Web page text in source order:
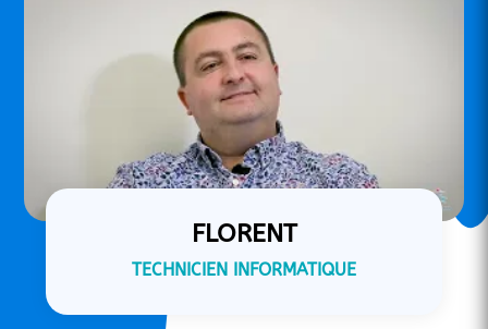
FLORENT
TECHNICIEN INFORMATIQUE